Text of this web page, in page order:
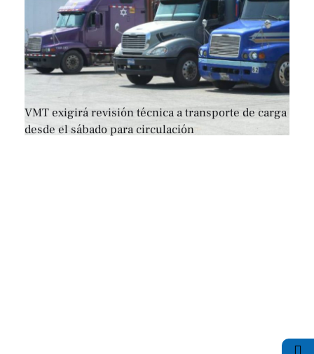
VMT exigirá revisión técnica a transporte de carga
desde el sábado para circulación